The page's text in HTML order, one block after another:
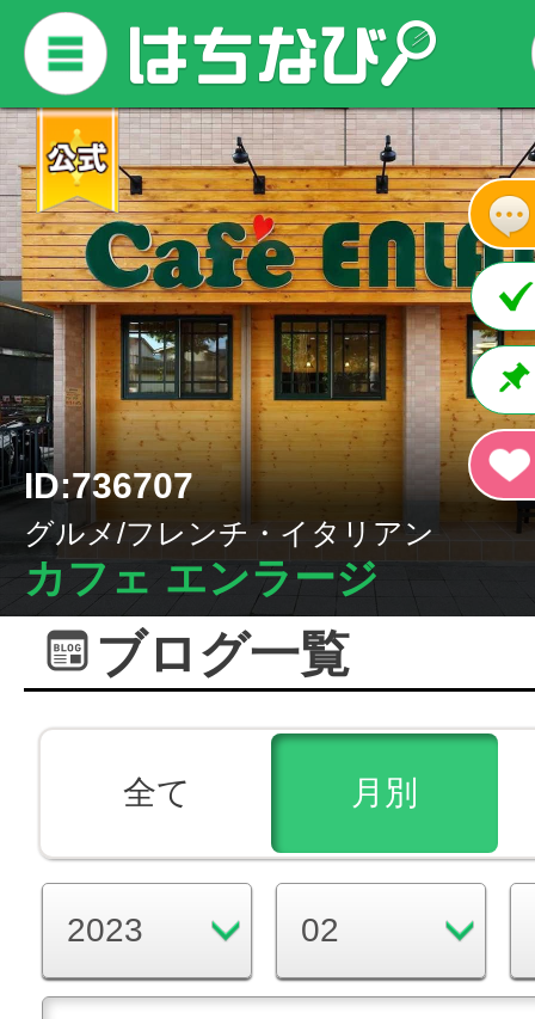
ID:736707
グルメ/フレンチ・イタリアン
カフェ エンラージ
ブログ一覧
全て 月別